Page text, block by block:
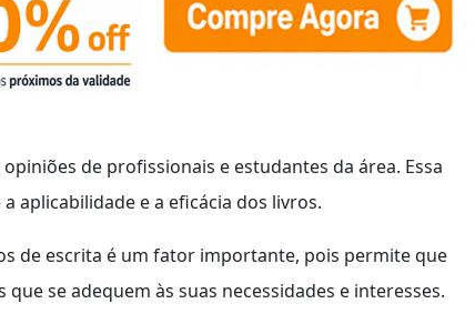
de profissionais e estudantes da área. Essa
aplicabilidade e a eficácia dos livros.
de escrita é um fator importante, pois permite que
se adequem às suas necessidades e interesses.